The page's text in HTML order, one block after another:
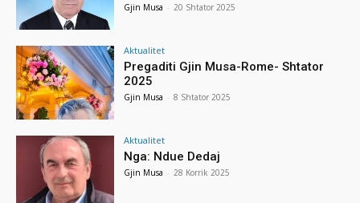
Gjin Musa - 20 Shtator 2025
Aktualitet
Pregaditi Gjin Musa-Rome- Shtator
2025
Gjin Musa - 8 Shtator 2025
Aktualitet
Nga: Ndue Dedaj
Gjin Musa - 28 Korrik 2025